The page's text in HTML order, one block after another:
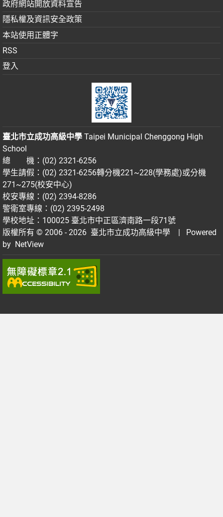
政府網站開放資料宣告
隱私權及資訊安全政策
本站使用正體字
RSS
登入
臺北市立成功高級中學 Taipei Municipal Chenggong High
School
總 機：(02) 2321-6256
學生請假：(02) 2321-6256轉分機221~228(學務處)或分機
271~275(校安中心)
校安專線：(02) 2394-8286
警衛室專線：(02) 2395-2498
學校地址：100025 臺北市中正區濟南路一段71號
版權所有 © 2006 - 2026 臺北市立成功高級中學
| Powered
by NetView